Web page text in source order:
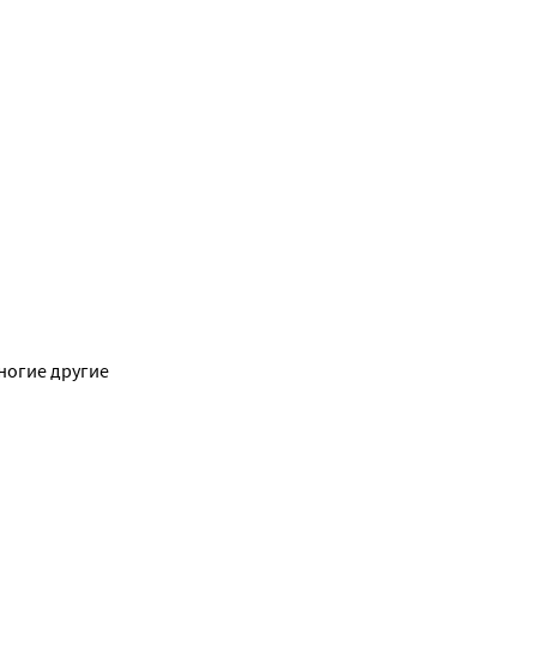
другие